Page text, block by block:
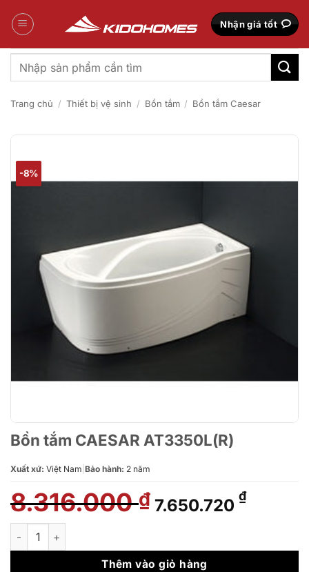
qua
Nhận giá tốt
Tìm
kiếm:
Trang chủ / Thiết bị vệ sinh / Bồn tắm / Bồn tắm Caesar
-8%
Bồn tắm CAESAR AT3350L(R)
Xuất xứ: Việt Nam Bảo hành: 2 năm
8.316.000₫ Giá
gốc
8.316.000 ₫.
7.650.720 ₫Giá
là:
Bồn tắm CAESAR AT3350L(R) số lượng
Thêm vào giỏ hàng